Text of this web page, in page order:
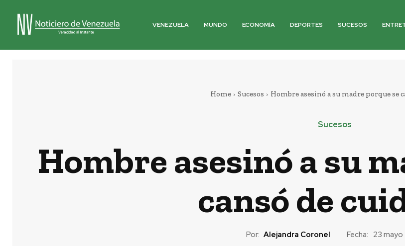
VENEZUELA MUNDO ECONOMÍA DEPORTES SUCESOS
Home Sucesos Hombre asesinó a su madre porque se
Sucesos
Hombre asesinó a su
cansó de
Por: Alejandra Coronel Fecha: 23